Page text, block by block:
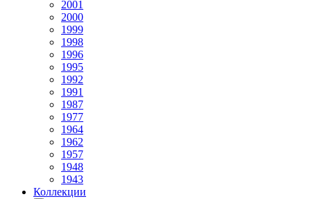
2001
2000
1999
1998
1996
1995
1992
1991
1987
1977
1964
1962
1957
1948
1943
Коллекции